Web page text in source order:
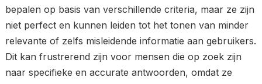
bepalen op basis van verschillende criteria, maar ze zijn
niet perfect en kunnen leiden tot het tonen van minder
relevante of zelfs misleidende informatie aan gebruikers.
Dit kan frustrerend zijn voor mensen die op zoek zijn
naar specifieke en accurate antwoorden, omdat ze